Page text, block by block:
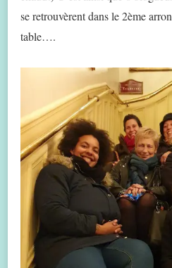
se retrouvèrent dans le 2ème
table….